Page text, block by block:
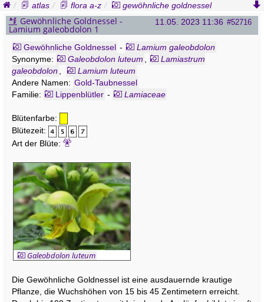
atlas flora a-z
gewöhnliche goldnessel
lamium galeobdolon
11.05. 2023 11:36 #52716
Gewöhnliche Goldnessel -
Lamium galeobdolon 1
Gewöhnliche Goldnessel -
Lamium galeobdolon
Synonyme:
Galeobdolon luteum
Lamiastrum
galeobdolon
Lamium luteum
Andere Namen: Gold-Taubnessel
Familie:
Lippenblütler - Lamiaceae
Blütenfarbe:
Blütezeit:
Art der Blüte:
Galeobdolon luteum
Die Gewöhnliche Goldnessel ist eine ausdauernde krautige
Pflanze, die Wuchshöhen von 15 bis 45 Zentimetern erreicht.